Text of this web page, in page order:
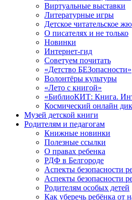
Виртуальные выставки
Литературные игры
Детское читательское
О писателях и не только
Новинки
Интернет-гид
Советуем почитать
«Детство БЕЗопасности»
Волонтёры культуры
«Лето с книгой»
«БиблиоКИТ: Книга.
Космический онлайн
Музей детской книги
Родителям и педагогам
Книжные новинки
Полезные ссылки
О правах ребенка
РДФ в Белгороде
Аспекты безопасности
Аспекты безопасности
Родителям особых детей
Как уберечь ребёнка от